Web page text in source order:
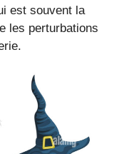
est souvent la
les perturbations